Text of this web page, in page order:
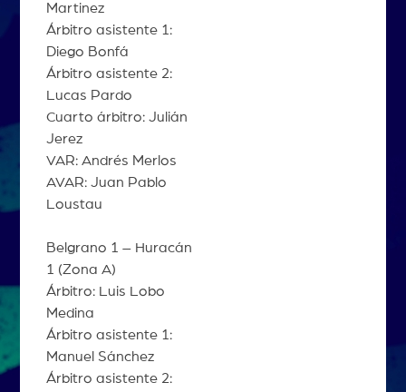
Martinez
Árbitro asistente 1:
Diego Bonfá
Árbitro asistente 2:
Lucas Pardo
Cuarto árbitro: Julián
Jerez
VAR: Andrés Merlos
AVAR: Juan Pablo
Loustau
Belgrano 1 – Huracán
1 (Zona A)
Árbitro: Luis Lobo
Medina
Árbitro asistente 1:
Manuel Sánchez
Árbitro asistente 2: